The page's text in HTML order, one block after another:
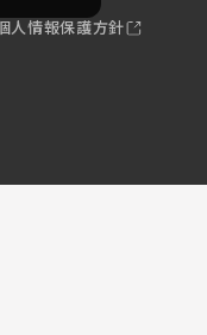
人情報保護方針